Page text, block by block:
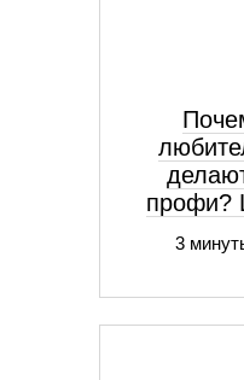
профи?
3